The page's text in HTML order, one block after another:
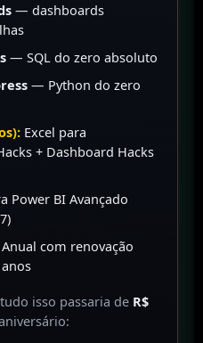
— dashboards
— SQL do zero absoluto
— Python do zero
Excel para
+ Dashboard Hacks
Power BI Avançado
com renovação
isso passaria de R$